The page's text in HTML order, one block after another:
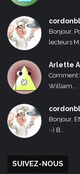
Bonjour,
lecteurs
Arlette
Comment
William...
Bonjour,
:-) B...
SUIVEZ-NOUS